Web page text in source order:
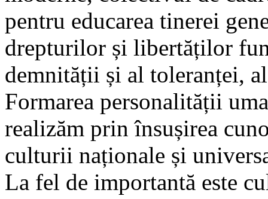
pentru educarea tinerei
drepturilor și libertăților
demnității și al toleranței,
Formarea personalității
realizăm prin însușirea
culturii naționale și
La fel de importantă este